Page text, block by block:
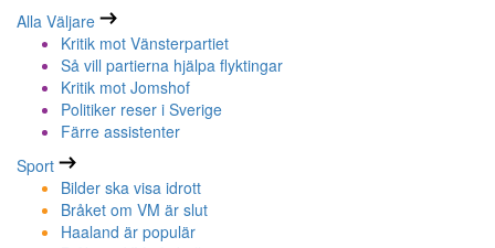
Alla Väljare
Kritik mot Vänsterpartiet
Så vill partierna hjälpa flyktingar
Kritik mot Jomshof
Politiker reser i Sverige
Färre assistenter
Sport
Bilder ska visa idrott
Bråket om VM är slut
Haaland är populär